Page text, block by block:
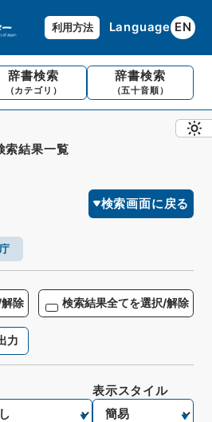
利用方法 Language EN
辞書検索
（カテゴリ）
辞書検索
（五十音順）
索結果一覧
検索画面に戻る
除 検索結果全てを選択/解除
力
表示スタイル